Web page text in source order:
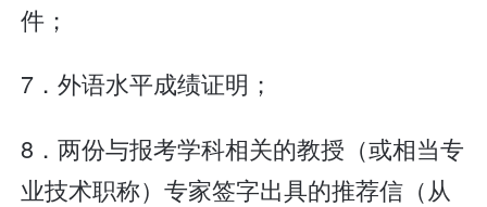
件；
7．外语水平成绩证明；
8．两份与报考学科相关的教授（或相当专
业技术职称）专家签字出具的推荐信（从